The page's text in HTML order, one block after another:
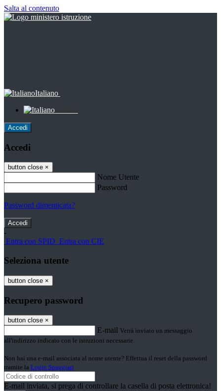
Salta al contenuto
Italiano
Accedi
Accedi
button close ×
Nome Utente
Password
Password dimenticata?
-
Entra con SPID Entra con CIE
Seleziona utente
button close ×
Recupero password
button close ×
E-mail Verrà inviato un messaggio
all'indirizzo indicato con le istruzioni necessarie.
Non hai una e-mail associata al nome utente? Effettua il reset della password
tramite la Login Spaggiari
E-mail inviata, si prega di controllare la casella di posta elettronica!